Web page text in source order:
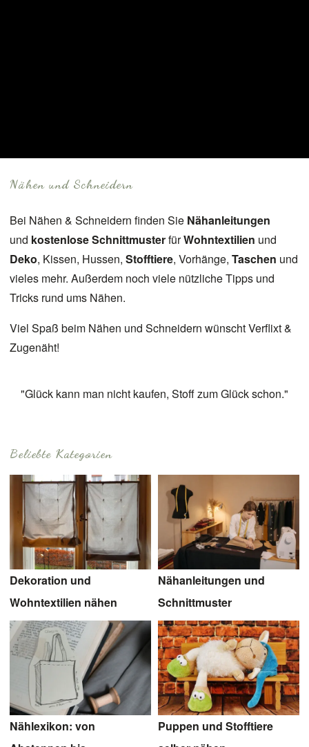
Nähen und Schneidern
Bei Nähen & Schneidern finden Sie Nähanleitungen
und kostenlose SchnittmusterfürWohntextilien und
Deko, Kissen, Hussen, Stofftiere, Vorhänge, Taschen und
vieles mehr. Außerdem noch viele nützliche Tipps und
Tricks rund ums Nähen.
Viel Spaß beim Nähen und Schneidern wünscht Verflixt &
Zugenäht!
"Glück kann man nicht kaufen, Stoff zum Glück schon."
Beliebte Kategorien
Dekoration und
Wohntextilien nähen
Nähanleitungen und
Schnittmuster
Nählexikon: von
Puppen und Stofftiere